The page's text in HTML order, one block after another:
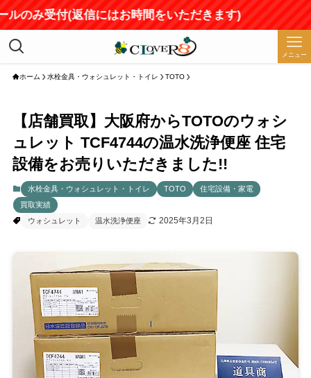
受付(返信にはお時間をいただきます)
メニュー
ホーム 水栓金具・ウォシュレット・トイレ TOTO
【店舗買取】大阪府からTOTOのウォシ
ュレット TCF4744の温水洗浄便座 住宅
設備をお売りいただきました!!
水栓金具・ウォシュレット・トイレ TOTO
住宅設備・家電
買取実績
ウォシュレット
温水洗浄便座 2025年3月2日